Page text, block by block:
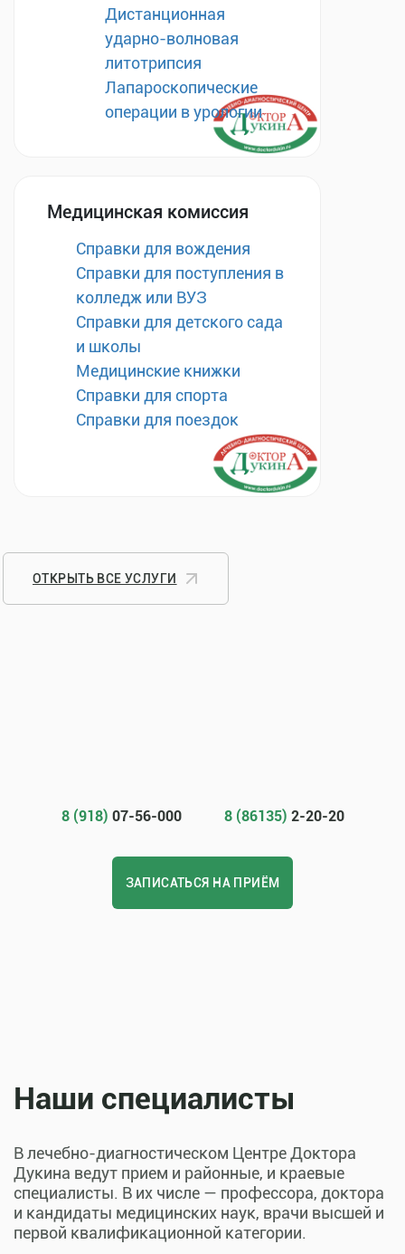
Дистанционная
ударно-волновая
литотрипсия
Лапароскопические
операции в урологии
Медицинская комиссия
Справки для вождения
Справки для поступления в
колледж или ВУЗ
Справки для детского сада
и школы
Медицинские книжки
Справки для спорта
Справки для поездок
ОТКРЫТЬ ВСЕ УСЛУГИ
8 (918) 07-56-000 8 (86135) 2-20-20
ЗАПИСАТЬСЯ НА ПРИЁМ
Наши специалисты
В лечебно-диагностическом Центре Доктора
Дукина ведут прием и районные, и краевые
специалисты. В их числе — профессора, доктора
и кандидаты медицинских наук, врачи высшей и
первой квалификационной категории.